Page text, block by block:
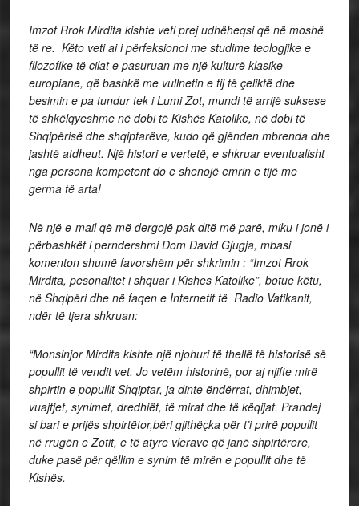
Imzot Rrok Mirdita kishte veti prej udhëheqsi që në moshë
të re. Këto veti ai i përfeksionoi me studime teologjike e
filozofike të cilat e pasuruan me një kulturë klasike
europiane, që bashkë me vullnetin e tij të çeliktë dhe
besimin e pa tundur tek i Lumi Zot, mundi të arrijë suksese
të shkëlqyeshme në dobi të Kishës Katolike, në dobi të
Shqipërisë dhe shqiptarëve, kudo që gjënden mbrenda dhe
jashtë atdheut. Një histori e vertetë, e shkruar eventualisht
nga persona kompetent do e shenojë emrin e tijë me
germa të arta!
Në një e-mail që më dergojë pak ditë më parë, miku i jonë i
përbashkët i perndershmi Dom David Gjugja, mbasi
komenton shumë favorshëm për shkrimin : “Imzot Rrok
Mirdita, pesonalitet i shquar i Kishes Katolike”, botue këtu,
në Shqipëri dhe në faqen e Internetit të Radio Vatikanit,
ndër të tjera shkruan:
“Monsinjor Mirdita kishte një njohuri të thellë të historisë së
popullit të vendit vet. Jo vetëm historinë, por aj njifte mirë
shpirtin e popullit Shqiptar, ja dinte ëndërrat, dhimbjet,
vuajtjet, synimet, dredhiët, të mirat dhe të këqijat. Prandej
si bari e prijës shpirtëtor,bëri gjithëçka për t’i prirë popullit
në rrugën e Zotit, e të atyre vlerave që janë shpirtërore,
duke pasë për qëllim e synim të mirën e popullit dhe të
Kishës.